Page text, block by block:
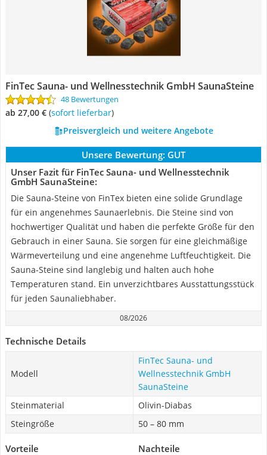
FinTec Sauna- und Wellnesstechnik GmbH SaunaSteine
48 Bewertungen
ab 27,00 € ( Sofort lieferbar)
Preisvergleich und weitere Angebote
Unsere Bewertung: GUT
Unser Fazit für FinTec Sauna- und Wellnesstechnik
GmbH SaunaSteine:
Die Sauna-Steine von FinTex bieten eine solide Grundlage
für ein angenehmes Saunaerlebnis. Die Steine sind von
hochwertiger Qualität und haben die perfekte Größe für den
Gebrauch in einer Sauna. Sie sorgen für eine gleichmäßige
Wärmeverteilung und eine angenehme Luftfeuchtigkeit. Die
Sauna-Steine sind langlebig und halten auch hohe
Temperaturen stand. Ein unverzichtbares Ausstattungsstück
für jeden Saunaliebhaber.
08/2026
Technische Details
Modell
FinTec Sauna- und
Wellnesstechnik GmbH
SaunaSteine
Steinmaterial
Olivin-Diabas
Steingröße
50 – 80 mm
Vorteile Nachteile